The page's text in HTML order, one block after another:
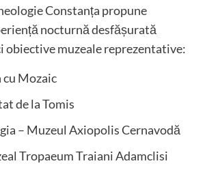
Constanța propune
nocturnă desfășurată
obiective muzeale reprezentative:
Mozaic
de la Tomis
– Muzeul Axiopolis Cernavodă
Tropaeum Traiani Adamclisi